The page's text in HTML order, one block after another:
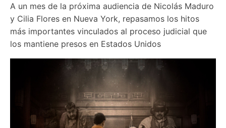
A un mes de la próxima audiencia de Nicolás Maduro
y Cilia Flores en Nueva York, repasamos los hitos
más importantes vinculados al proceso judicial que
los mantiene presos en Estados Unidos